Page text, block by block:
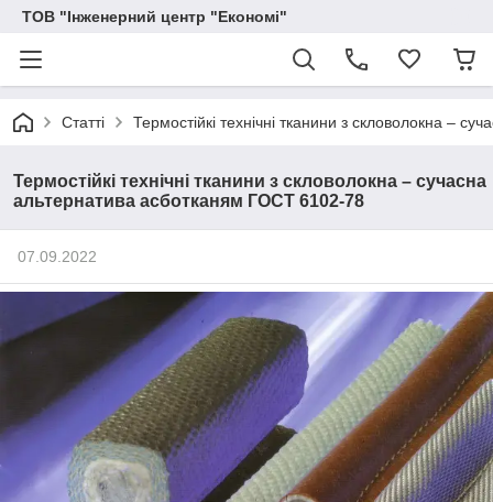
ТОВ "Інженерний центр "Економі"
Статті Термостійкі технічні тканини з скловолокна –
Термостійкі технічні тканини з скловолокна – сучасна
альтернатива асботканям ГОСТ 6102-78
07.09.2022